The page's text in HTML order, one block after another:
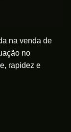
na venda de
no
rapidez e